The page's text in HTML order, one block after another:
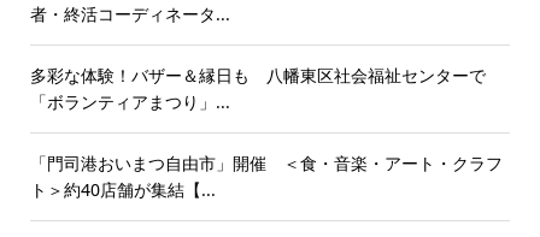
者・終活コーディネータ...
多彩な体験！バザー＆縁日も 八幡東区社会福祉センターで
「ボランティアまつり」...
「門司港おいまつ自由市」開催 ＜食・音楽・アート・クラフ
ト＞約40店舗が集結【...